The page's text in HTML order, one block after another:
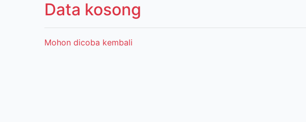
Data kosong
Mohon dicoba kembali